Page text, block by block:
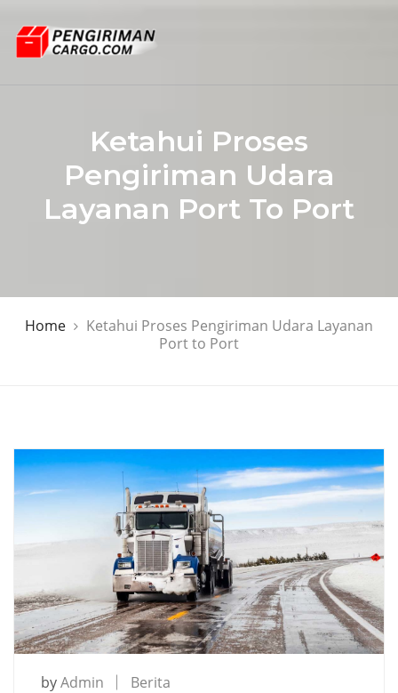
Ketahui Proses
Pengiriman Udara
Layanan Port To Port
Home
Ketahui Proses Pengiriman Udara Layanan
Port to Port
byAdmin Berita